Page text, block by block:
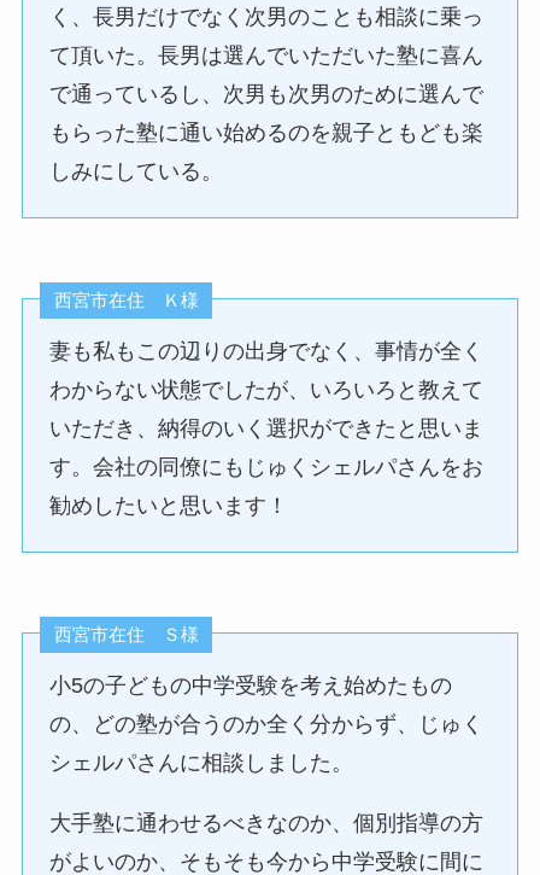
く、長男だけでなく次男のことも相談に乗っ
て頂いた。長男は選んでいただいた塾に喜ん
で通っているし、次男も次男のために選んで
もらった塾に通い始めるのを親子ともども楽
しみにしている。
西宮市在住 Ｋ様
妻も私もこの辺りの出身でなく、事情が全く
わからない状態でしたが、いろいろと教えて
いただき、納得のいく選択ができたと思いま
す。会社の同僚にもじゅくシェルパさんをお
勧めしたいと思います！
西宮市在住 Ｓ様
小5の子どもの中学受験を考え始めたもの
の、どの塾が合うのか全く分からず、じゅく
シェルパさんに相談しました。
大手塾に通わせるべきなのか、個別指導の方
がよいのか、そもそも今から中学受験に間に